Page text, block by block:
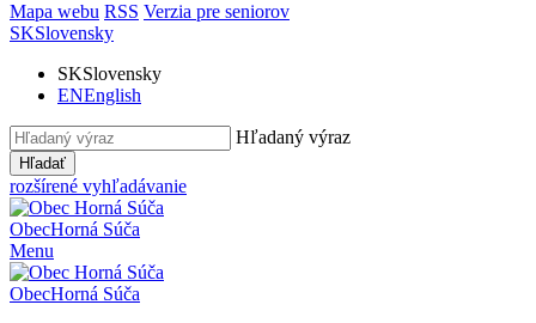
Mapa webu RSS Verzia pre seniorov
SKSlovensky
SKSlovensky
ENEnglish
Hľadaný výraz
Hľadať
rozšírené vyhľadávanie
ObecHorná Súča
Menu
ObecHorná Súča